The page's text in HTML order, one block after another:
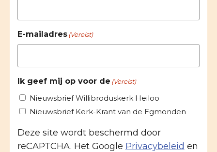
E-mailadres (Vereist)
Ik geef mij op voor de (Vereist)
Nieuwsbrief Willibroduskerk Heiloo
Nieuwsbrief Kerk-Krant van de Egmonden
Deze site wordt beschermd door
reCAPTCHA. Het Google Privacybeleid en